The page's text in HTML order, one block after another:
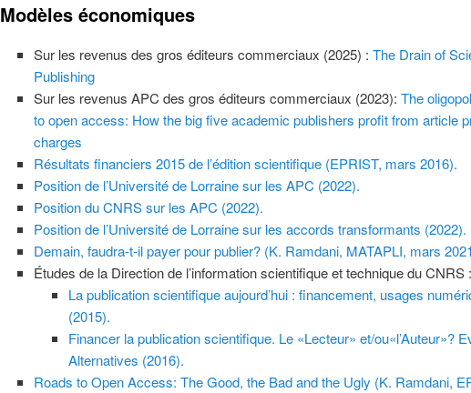
Modèles économiques
Sur les revenus des gros éditeurs commerciaux (2025) :The Drain of
Publishing
Sur les revenus APC des gros éditeurs commerciaux (2023):The
to open access: How the big five academic publishers profit from article
charges
Résultats financiers 2015 de l’édition scientifique (EPRIST, mars 2016).
Position de l’Université de Lorraine sur les APC (2022).
Position du CNRS sur les APC (2022).
Position de l’Université de Lorraine sur les accords transformants (2022).
Demain, faudra-t-il payer pour publier? (K. Ramdani, MATAPLI, mars
Études de la Direction de l’information scientifique et technique du CNRS :
La publication scientifique aujourd’hui : financement, usages
(2015).
Financer la publication scientifique. Le «Lecteur» et/ou«l’Auteur»?
Alternatives (2016).
Roads to Open Access: The Good, the Bad and the Ugly (K. Ramdani,